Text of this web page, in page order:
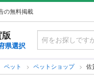
の無料掲載
県選択
ペット ペットショップ 佐